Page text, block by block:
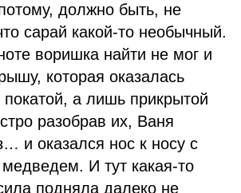
должно быть, не
сарай какой-то необычный.
воришка найти не мог и
которая оказалась
покатой, а лишь прикрытой
разобрав их, Ваня
и оказался нос к носу с
И тут какая-то
подняла далеко не